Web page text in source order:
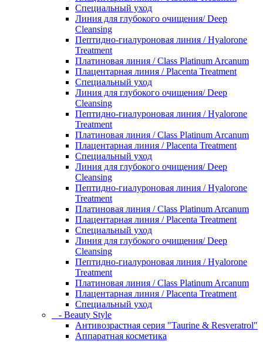
Специальный уход
Линия для глубокого очищения/ Deep
Cleansing
Пептидно-гиалуроновая линия / Hyalorone
Treatment
Платиновая линия / Class Platinum Arcanum
Плацентарная линия / Placenta Treatment
Специальный уход
Линия для глубокого очищения/ Deep
Cleansing
Пептидно-гиалуроновая линия / Hyalorone
Treatment
Платиновая линия / Class Platinum Arcanum
Плацентарная линия / Placenta Treatment
Специальный уход
Линия для глубокого очищения/ Deep
Cleansing
Пептидно-гиалуроновая линия / Hyalorone
Treatment
Платиновая линия / Class Platinum Arcanum
Плацентарная линия / Placenta Treatment
Специальный уход
Линия для глубокого очищения/ Deep
Cleansing
Пептидно-гиалуроновая линия / Hyalorone
Treatment
Платиновая линия / Class Platinum Arcanum
Плацентарная линия / Placenta Treatment
Специальный уход
- Beauty Style
Антивозрастная серия "Taurine & Resveratrol"
Аппаратная косметика